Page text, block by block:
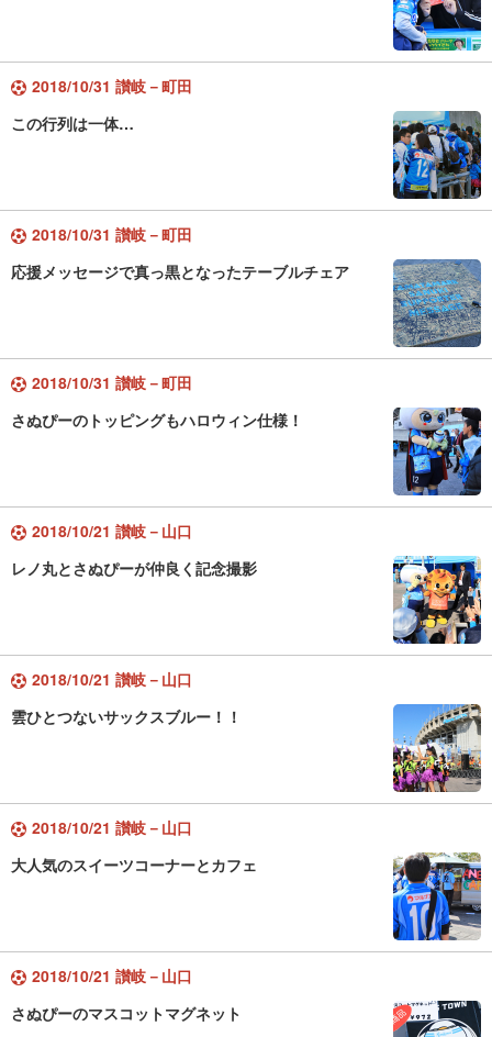
2018/10/31 讃岐－町田
この行列は一体…
2018/10/31 讃岐－町田
応援メッセージで真っ黒となったテーブルチェア
2018/10/31 讃岐－町田
さぬぴーのトッピングもハロウィン仕様！
2018/10/21 讃岐－山口
レノ丸とさぬぴーが仲良く記念撮影
2018/10/21 讃岐－山口
雲ひとつないサックスブルー！！
2018/10/21 讃岐－山口
大人気のスイーツコーナーとカフェ
2018/10/21 讃岐－山口
さぬぴーのマスコットマグネット